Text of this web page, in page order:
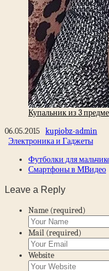
Купальник из 3
06.05.2015 kupiobz-admin
Электроника и Гаджеты
Футболки для
Смартфоны в МВидео
Leave a Reply
Name (required)
Mail (required)
Website